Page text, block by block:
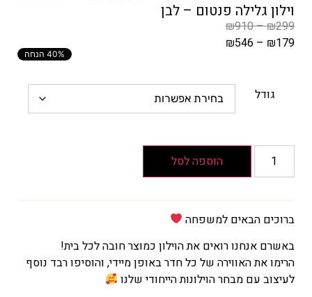
וילון גלילה פנטום – לבן
₪299
–
₪910
₪179
–
₪546
₪910
טווח
מחירים:
המחיר
הנוכחי
הוא
40% הנחה
גודל
הוספה לסל
ברוכים הבאים למשפחה
באשרם אנחנו רואים את הוילון כמוצר חובה לכל בית!
הרימו את האווירה של כל חדר באופן מיידי, והוסיפו רבד נוסף
לעיצוב עם מבחר הוילונות הייחודי שלנו